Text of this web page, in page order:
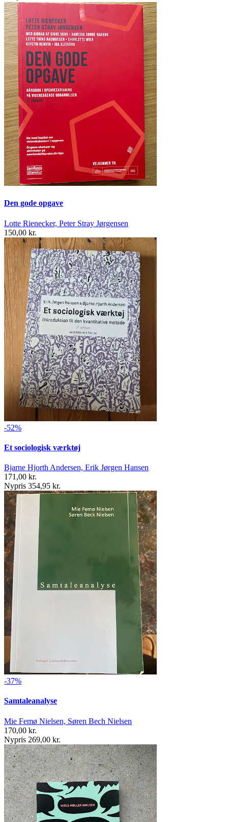
Den gode opgave
Lotte Rienecker, Peter Stray Jørgensen
150,00 kr.
-52%
Et sociologisk værktøj
Bjarne Hjorth Andersen, Erik Jørgen Hansen
171,00 kr.
Nypris 354,95 kr.
-37%
Samtaleanalyse
Mie Femø Nielsen, Søren Bech Nielsen
170,00 kr.
Nypris 269,00 kr.